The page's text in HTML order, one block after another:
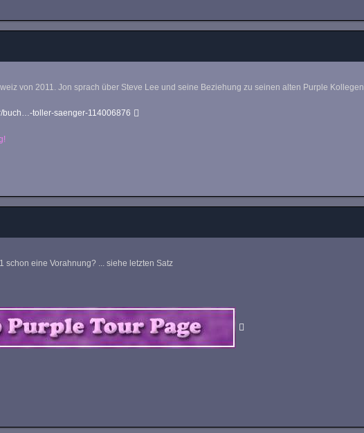
von 2011. Jon sprach über Steve Lee und seine Beziehung zu seinen alten Purple Kollegen.
buch…-toller-saenger-114006876
schon eine Vorahnung? ... siehe letzten Satz